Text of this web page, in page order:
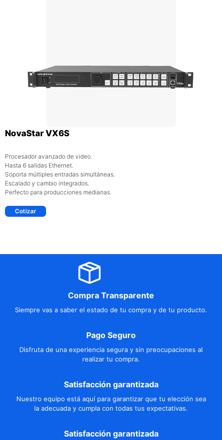
NovaStar VX6S
Procesador avanzado de video.
Hasta 6 salidas Ethernet.
Soporta múltiples entradas simultáneas.
Escalado y cambio integrados.
Perfecto para producciones medianas.
Cotizar
Compra Transparente
Siempre vas a saber el estado de tu compra y de tu producto.
Pago Seguro
Disfruta de una experiencia segura y sin preocupaciones al
realizar tu compra.
Satisfacción garantizada
Nuestro equipo está aquí para garantizar que tu elección sea
la adecuada y cumpla con todas tus expectativas.
Satisfacción garantizada